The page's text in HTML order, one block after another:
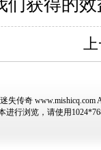
们获得的
失传奇 www.mishicq.com
进行浏览，请使用